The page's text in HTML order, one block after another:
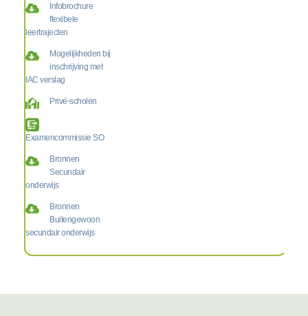
Infobrochure
flexibele
leertrajecten
Mogelijkheden bij
inschrijving met
IAC verslag
Privé-scholen
Examencommissie SO
Bronnen
Secundair
onderwijs
Bronnen
Buitengewoon
secundair onderwijs